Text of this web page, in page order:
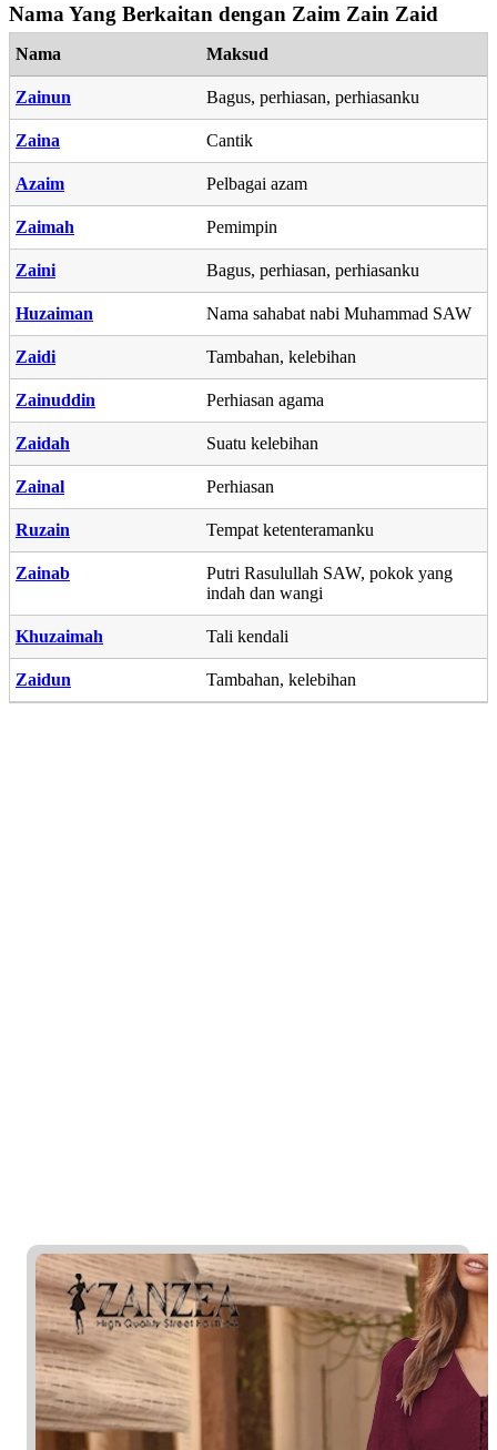
Nama Yang Berkaitan dengan Zaim Zain Zaid
Nama Maksud
Zainun Bagus, perhiasan, perhiasanku
Zaina Cantik
Azaim Pelbagai azam
Zaimah Pemimpin
Zaini Bagus, perhiasan, perhiasanku
Huzaiman Nama sahabat nabi Muhammad SAW
Zaidi Tambahan, kelebihan
Zainuddin Perhiasan agama
Zaidah Suatu kelebihan
Zainal Perhiasan
Ruzain Tempat ketenteramanku
Zainab
Putri Rasulullah SAW, pokok yang
indah dan wangi
Khuzaimah Tali kendali
Zaidun Tambahan, kelebihan